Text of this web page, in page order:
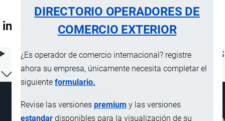
DIRECTORIO OPERADORES DE
COMERCIO EXTERIOR
¿Es operador de comercio internacional? registre
ahora su empresa, únicamente necesita completar el
siguienteformulario.
Revise las versionespremium y las versiones
estandar disponibles para la visualización de su
49.04 Música manuscrita o impresa,
incluso con ilustraciones o encuadernada
ÍNDICE DE CONTENIDOS